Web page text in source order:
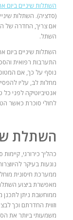
השתלות שיניים ביום
(סדציה). השתלות
אם צריך, החדרה של
השתל.
השתלות שיניים ביום
התערבות רפואית
נוסף על כך, אם
מחלות לב, עליו
אנטיביוטיקה לפני כל
לחולי סוכרת כאשר
השתלת
כהליך כירורגי,
נוגעות בעיקר
ממערכת חיסונית
מאפשרת ביצוע
ממוחשבת ניתן
וזווית החדרתם וכך
משמעותי ביותר את